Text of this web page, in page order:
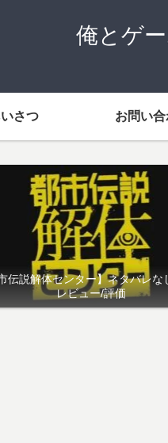
俺とゲ
さつ お問い
伝説解体センター】ネタバレな
レビュー/評価